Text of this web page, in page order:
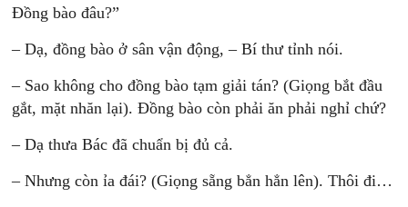
Đồng bào đâu?”
– Dạ, đồng bào ở sân vận động, – Bí thư tỉnh nói.
– Sao không cho đồng bào tạm giải tán? (Giọng bắt đầu
gắt, mặt nhăn lại). Đồng bào còn phải ăn phải nghỉ chứ?
– Dạ thưa Bác đã chuẩn bị đủ cả.
– Nhưng còn ỉa đái? (Giọng sẵng bẳn hẳn lên). Thôi đi…